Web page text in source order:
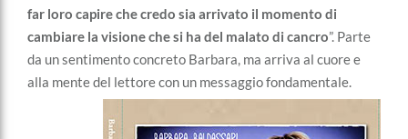
far loro capire che credo sia arrivato il momento di
cambiare la visione che si ha del malato di cancro”. Parte
da un sentimento concreto Barbara, ma arriva al cuore e
alla mente del lettore con un messaggio fondamentale.